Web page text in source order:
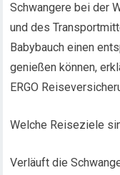
Schwangere bei der
und des
Babybauch einen
genießen können,
ERGO
Welche Reiseziele
Verläuft die